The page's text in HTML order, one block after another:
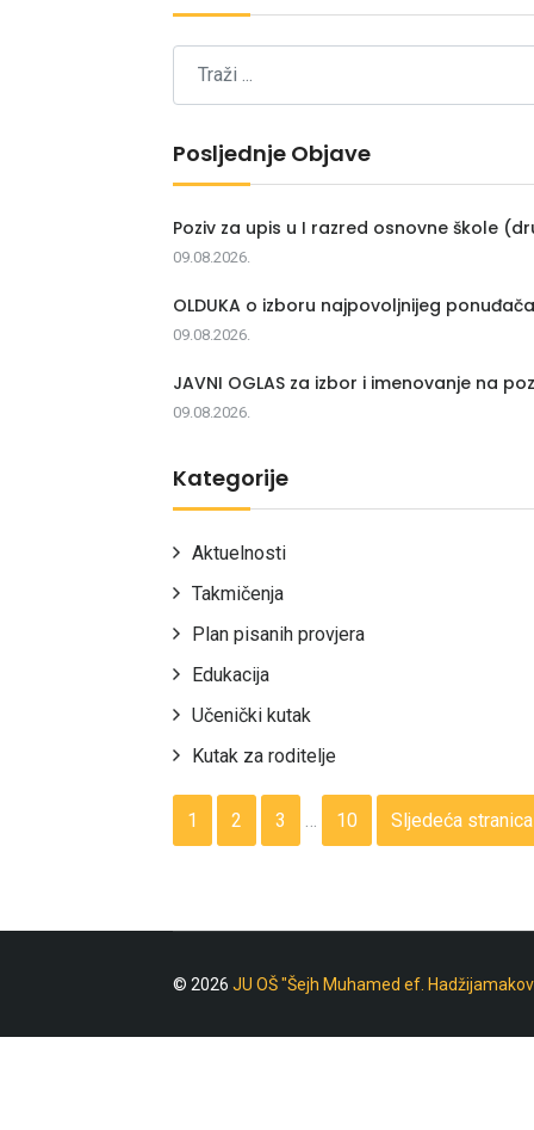
Posljednje Objave
Poziv za upis u I razred osnovne škole
09.08.2026.
OLDUKA o izboru najpovoljnijeg
09.08.2026.
JAVNI OGLAS za izbor i imenovanje na
09.08.2026.
Kategorije
Aktuelnosti
Takmičenja
Plan pisanih provjera
Edukacija
Učenički kutak
Kutak za roditelje
1 2 3 10 Sljedeća
© 2026 JU OŠ "Šejh Muhamed ef.